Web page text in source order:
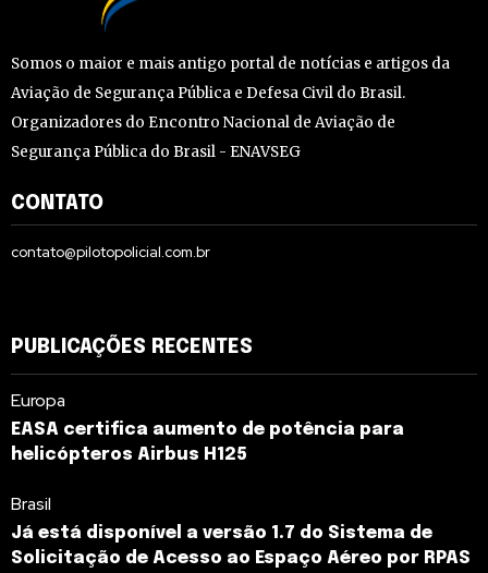
Somos o maior e mais antigo portal de notícias e artigos da
Aviação de Segurança Pública e Defesa Civil do Brasil.
Organizadores do Encontro Nacional de Aviação de
Segurança Pública do Brasil - ENAVSEG
CONTATO
contato@pilotopolicial.com.br
PUBLICAÇÕES RECENTES
Europa
EASA certifica aumento de potência para
helicópteros Airbus H125
Brasil
Já está disponível a versão 1.7 do Sistema de
Solicitação de Acesso ao Espaço Aéreo por RPAS